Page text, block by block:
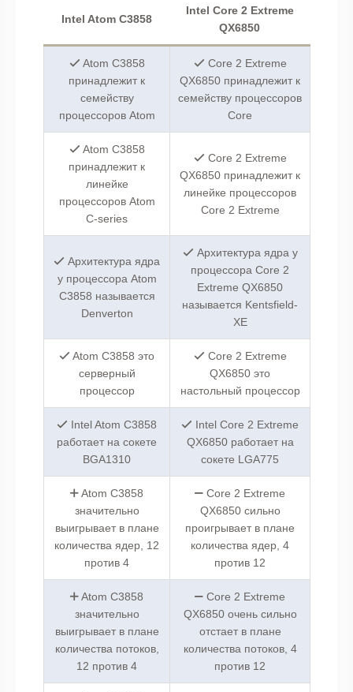
Intel Atom C3858
Intel Core 2 Extreme
QX6850
Atom C3858
принадлежит к
семейству
процессоров Atom
Core 2 Extreme
QX6850 принадлежит к
семейству процессоров
Core
Atom C3858
принадлежит к
линейке
процессоров Atom
C-series
Core 2 Extreme
QX6850 принадлежит к
линейке процессоров
Core 2 Extreme
Архитектура ядра
у процессора Atom
C3858 называется
Denverton
Архитектура ядра у
процессора Core 2
Extreme QX6850
называется Kentsfield-
XE
Atom C3858 это
серверный
процессор
Core 2 Extreme
QX6850 это
настольный процессор
Intel Atom C3858
работает на сокете
BGA1310
Intel Core 2 Extreme
QX6850 работает на
сокете LGA775
Atom C3858
значительно
выигрывает в плане
количества ядер, 12
против 4
Core 2 Extreme
QX6850 сильно
проигрывает в плане
количества ядер, 4
против 12
Atom C3858
значительно
выигрывает в плане
количества потоков,
12 против 4
Core 2 Extreme
QX6850 очень сильно
отстает в плане
количества потоков, 4
против 12